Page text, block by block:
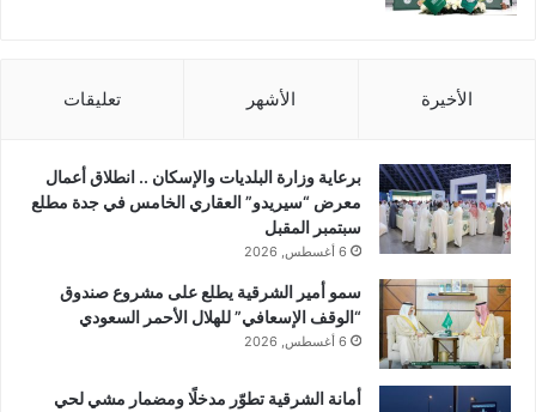
الأخيرة الأشهر تعليقات
برعاية وزارة البلديات والإسكان .. انطلاق أعمال
معرض “سيريدو” العقاري الخامس في جدة مطلع
سبتمبر المقبل
6 أغسطس, 2026
سمو أمير الشرقية يطلع على مشروع صندوق
“الوقف الإسعافي” للهلال الأحمر السعودي
6 أغسطس, 2026
أمانة الشرقية تطوّر مدخلًا ومضمار مشي لحي